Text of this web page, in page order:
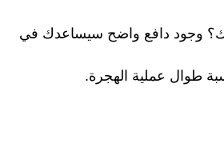
وجود دافع واضح سيساعدك في
طوال عملية الهجرة.